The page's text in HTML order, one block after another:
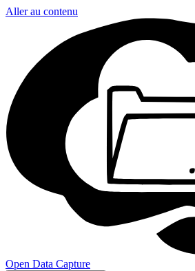
Aller au contenu
Open Data Capture